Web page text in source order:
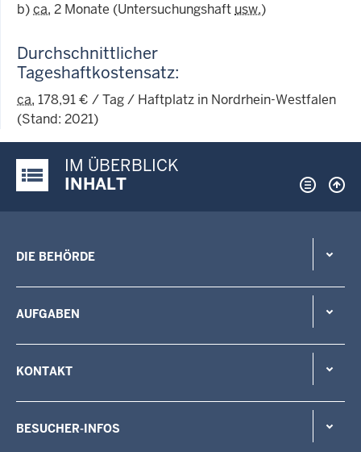
b)ca. 2 Monate (Untersuchungshaftusw.)
Durchschnittlicher
Tageshaftkostensatz:
ca. 178,91 € / Tag / Haftplatz in Nordrhein-Westfalen
(Stand: 2021)
Justiz-Portal im Überblick:
IM ÜBERBLICK
INHALT
DIE BEHÖRDE
AUFGABEN
KONTAKT
BESUCHER-INFOS